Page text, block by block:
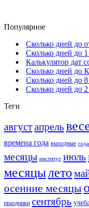
Популярное
Сколько дней до
Сколько дней до 1
Калькулятор дат
Сколько дней до
Сколько дней до 8
Сколько дней до 2
Теги
августапрель
времена года выходные года
месяцы институт июль
месяцылето
осенние месяцы
праздники сентябрь